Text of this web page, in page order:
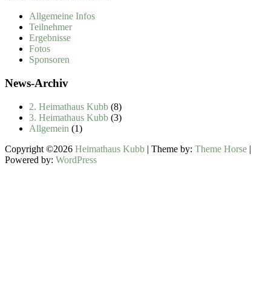
Allgemeine Infos
Teilnehmer
Ergebnisse
Fotos
Sponsoren
News-Archiv
2. Heimathaus Kubb (8)
3. Heimathaus Kubb (3)
Allgemein (1)
Copyright ©2026 Heimathaus Kubb | Theme by: Theme Horse |
Powered by: WordPress